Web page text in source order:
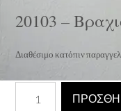
20103 –
Διαθέσιμο κατόπιν